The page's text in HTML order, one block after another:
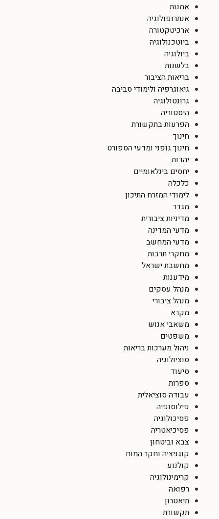
אמנות
אנתרופולוגיה
ארכיטקטורה
ביוטכנולוגיה
ביולוגיה
בלשנות
בריאות הציבור
גיאוגרפיה ולימודי סביבה
גרונטולוגיה
היסטוריה
הפרעות בתקשורת
חינוך
חינוך גופני ומדעי הספורט
יהדות
יחסים בינלאומיים
כלכלה
לימודי המזרח התיכון
מגדר
מדיניות ציבורית
מדעי המדינה
מדעי המחשב
מחקרי תרבות
מחשבת ישראל
מידענות
מנהל עסקים
מנהל ציבורי
מקרא
משאבי אנוש
משפטים
ניהול מערכות בריאות
סוציולוגיה
סיעוד
ספרות
עבודה סוציאלית
פילוסופיה
פסיכולוגיה
פסיכיאטריה
צבא וביטחון
קוגניציה וחקר המוח
קולנוע
קרימינולוגיה
רפואה
תיאטרון
תקשורת